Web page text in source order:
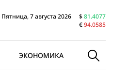
Пятница, 7 августа 2026 $81.4077
€94.0585
ЭКОНОМИКА В МИРЕ